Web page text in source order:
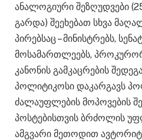
ანალოგიური შეზღუდვები
გარდა) შეეხებათ სხვა
პირებსაც – მინისტრებს,
მოსამართლეებს,
კანონის გამკაცრების
პოლიტიკოსი დაკარგავს
ძალაუფლების მოპოვების
პოსტებისთვის ბრძოლის
ამგვარი მეთოდით